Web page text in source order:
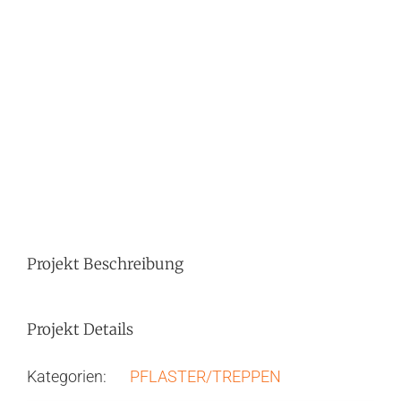
Projekt Beschreibung
Projekt Details
Kategorien: PFLASTER/TREPPEN